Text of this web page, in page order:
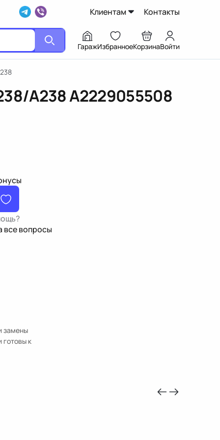
Клиентам Контакты
ГаражИзбранноеКорзинаВойти
A238A2229055508
все вопросы
замены
готовы к